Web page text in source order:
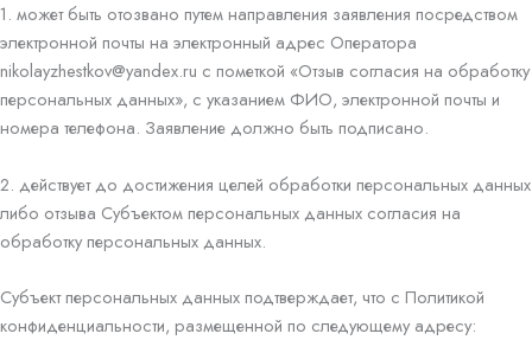
1. может быть отозвано путем направления заявления посредством
электронной почты на электронный адрес Оператора
nikolayzhestkov@yandex.ru с пометкой «Отзыв согласия на обработку
персональных данных», с указанием ФИО, электронной почты и
номера телефона. Заявление должно быть подписано.
2. действует до достижения целей обработки персональных данных
либо отзыва Субъектом персональных данных согласия на
обработку персональных данных.
Субъект персональных данных подтверждает, что с Политикой
конфиденциальности, размещенной по следующему адресу: